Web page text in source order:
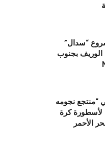
“سدال”
بجنوب
“منتجع نجومه
لأسطورة كرة
الأحمر